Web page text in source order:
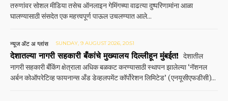
तरुणांवर सोशल मीडिया तसेच ऑनलाइन गेमिंगच्या वाढत्या दुष्परिणामांना आळा
घालण्यासाठी संसदेत एक महत्त्वपूर्ण पाऊल उचलण्यात आले...
न्यूज ॲट अ ग्लांस SUNDAY, 9 AUGUST 2026, 20:51
देशातल्या नागरी सहकारी बँकांचे मुख्यालय दिल्लीहून मुंबईत! देशातील
नागरी सहकारी बँकिंग क्षेत्राला अधिक बळकट करण्यासाठी स्थापन झालेल्या ‘नॅशनल
अर्बन कोऑपरेटिव्ह फायनान्स अँड डेव्हलपमेंट कॉर्पोरेशन लिमिटेड’ (एनयूसीएफडीसी)...